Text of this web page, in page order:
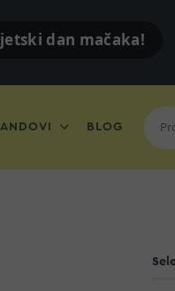
dan mačaka!
BLOG